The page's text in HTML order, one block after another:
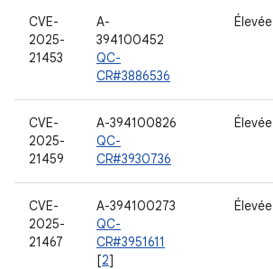
CVE-
2025-
21453
A-
394100452
QC-
CR#3886536
Élevée
CVE-
2025-
21459
A-394100826
QC-
CR#3930736
Élevée
CVE-
2025-
21467
A-394100273
QC-
CR#3951611
[2]
Élevée